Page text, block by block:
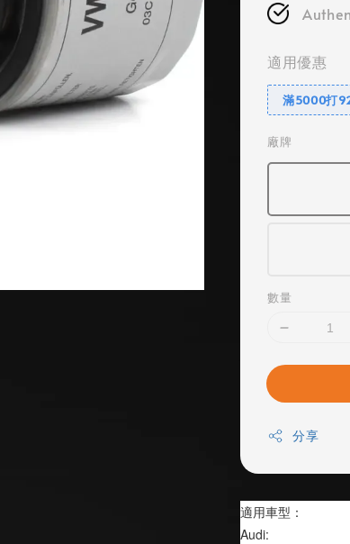
適用優惠
滿5000打
廠牌
數量
分享
適用車型：
Audi: